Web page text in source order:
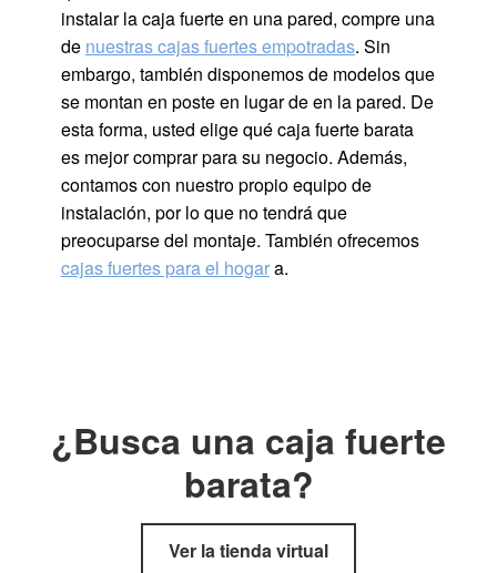
instalar la caja fuerte en una pared, compre una
de nuestras cajas fuertes empotradas. Sin
embargo, también disponemos de modelos que
se montan en poste en lugar de en la pared. De
esta forma, usted elige qué caja fuerte barata
es mejor comprar para su negocio. Además,
contamos con nuestro propio equipo de
instalación, por lo que no tendrá que
preocuparse del montaje. También ofrecemos
cajas fuertes para el hogara.
¿Busca una caja fuerte
barata?
Ver la tienda virtual